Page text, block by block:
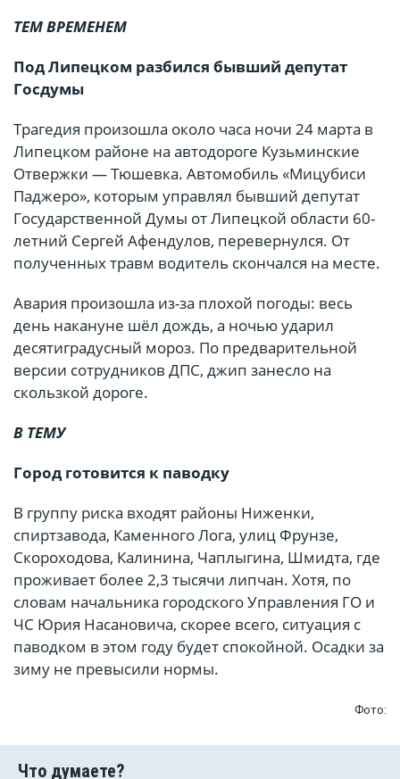
ТЕМ ВРЕМЕНЕМ
Под Липецком разбился бывший депутат
Госдумы
Трагедия произошла около часа ночи 24 марта в
Липецком районе на автодороге Kузьминские
Отвержки — Тюшевка. Автомобиль «Мицубиси
Паджеро», которым управлял бывший депутат
Государственной Думы от Липецкой области 60-
летний Сергей Афендулов, перевернулся. От
полученных травм водитель скончался на месте.
Авария произошла из-за плохой погоды: весь
день накануне шёл дождь, а ночью ударил
десятиградусный мороз. По предварительной
версии сотрудников ДПС, джип занесло на
скользкой дороге.
В ТЕМУ
Город готовится к паводку
В группу риска входят районы Ниженки,
спиртзавода, Каменного Лога, улиц Фрунзе,
Скороходова, Калинина, Чаплыгина, Шмидта, где
проживает более 2,3 тысячи липчан. Хотя, по
словам начальника городского Управления ГО и
ЧС Юрия Насановича, скорее всего, ситуация с
паводком в этом году будет спокойной. Осадки за
зиму не превысили нормы.
Фото: